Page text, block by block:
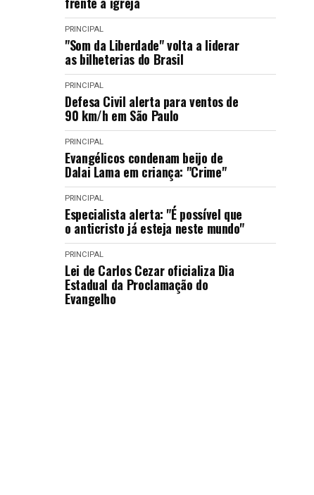
PRINCIPAL
"Som da Liberdade" volta a liderar
as bilheterias do Brasil
PRINCIPAL
Defesa Civil alerta para ventos de
90 km/h em São Paulo
PRINCIPAL
Evangélicos condenam beijo de
Dalai Lama em criança: "Crime"
PRINCIPAL
Especialista alerta: "É possível que
o anticristo já esteja neste mundo"
PRINCIPAL
Lei de Carlos Cezar oficializa Dia
Estadual da Proclamação do
Evangelho